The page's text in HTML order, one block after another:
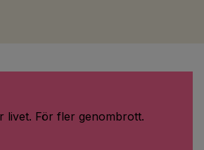
livet. För fler genombrott.